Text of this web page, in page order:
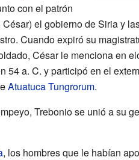
con el patrón
César) el gobierno de Siria y
Cuando expiró su
César le menciona en
a. C. y participó en el
Atuatuca Tungrorum.
Trebonio se unió a su
, los hombres que le habían